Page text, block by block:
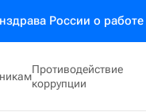
России о
Противодействие
коррупции